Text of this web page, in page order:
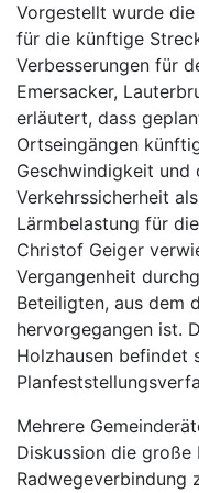
Vorgestellt wurde die
für die künftige
Verbesserungen für
Emersacker,
erläutert, dass
Ortseingängen
Geschwindigkeit
Verkehrssicherheit
Lärmbelastung für
Christof Geiger
Vergangenheit
Beteiligten, aus dem
hervorgegangen ist.
Holzhausen befindet
Mehrere
Diskussion die große
Radwegeverbindung